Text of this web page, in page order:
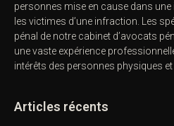
personnes mise en cause dans
les victimes d’une infraction. Les
pénal de notre cabinet d’avocats
une vaste expérience
intérêts des personnes physiques
Articles récents